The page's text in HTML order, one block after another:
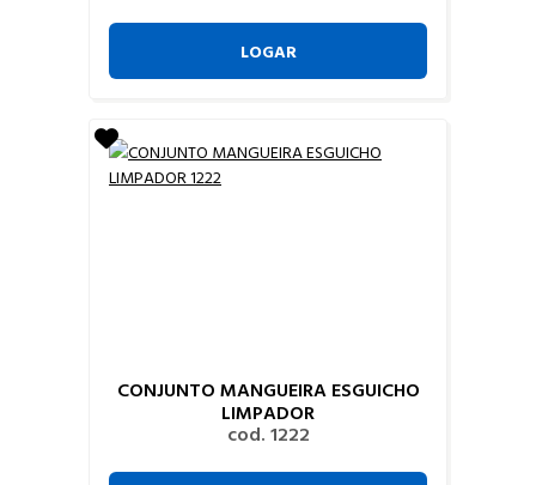
LOGAR
CONJUNTO MANGUEIRA ESGUICHO
LIMPADOR
cod. 1222